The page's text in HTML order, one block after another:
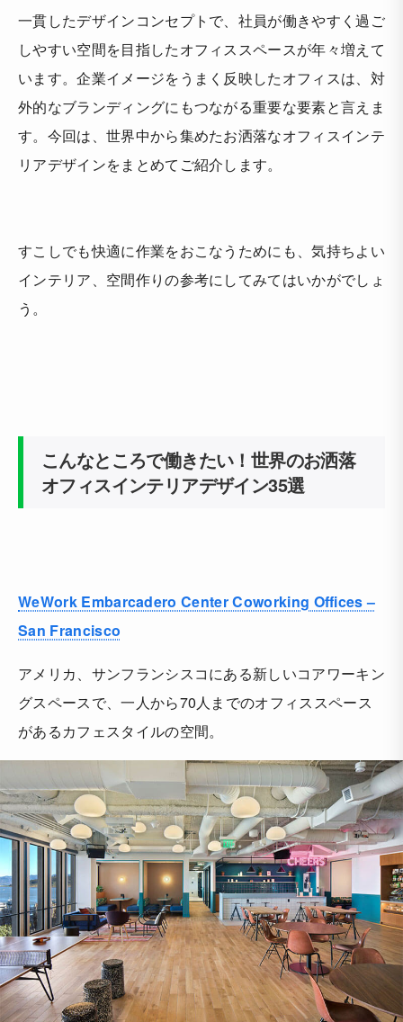
一貫したデザインコンセプトで、社員が働きやすく過ご
しやすい空間を目指したオフィススペースが年々増えて
います。企業イメージをうまく反映したオフィスは、対
外的なブランディングにもつながる重要な要素と言えま
す。今回は、世界中から集めたお洒落なオフィスインテ
リアデザインをまとめてご紹介します。
すこしでも快適に作業をおこなうためにも、気持ちよい
インテリア、空間作りの参考にしてみてはいかがでしょ
う。
こんなところで働きたい！世界のお洒落
オフィスインテリアデザイン35選
WeWork Embarcadero Center Coworking Offices –
San Francisco
アメリカ、サンフランシスコにある新しいコアワーキン
グスペースで、一人から70人までのオフィススペース
があるカフェスタイルの空間。